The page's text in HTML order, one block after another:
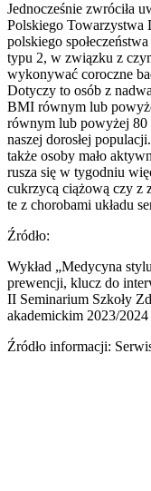
Jednocześnie zwróciła
Polskiego Towarzystwa
polskiego
typu 2, w związku z
wykonywać coroczne
Dotyczy to osób z
BMI równym lub
równym lub powyżej 80
naszej dorosłej
także osoby mało
rusza się w tygodniu
cukrzycą ciążową czy z
te z chorobami układu
Źródło:
Wykład „Medycyna
prewencji, klucz do
II Seminarium Szkoły
akademickim 2023/
Źródło informacji: